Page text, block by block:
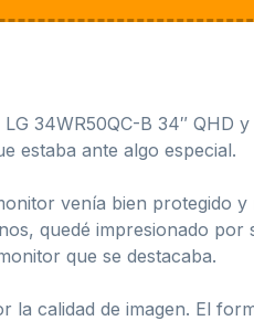
34WR50QC-B 34″ QHD
estaba ante algo especial.
venía bien protegido
quedé impresionado
que se destacaba.
calidad de imagen. El